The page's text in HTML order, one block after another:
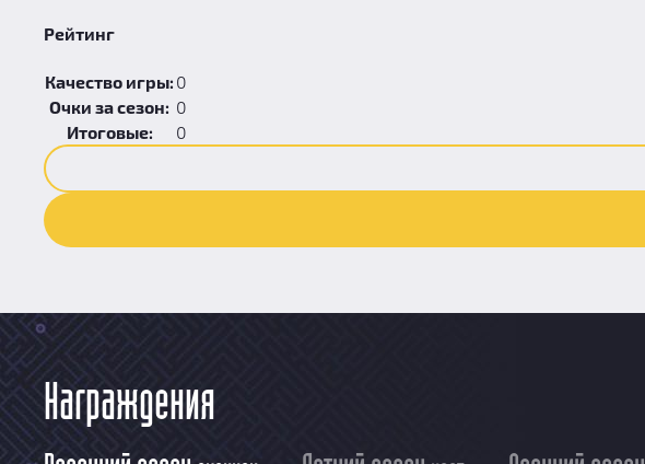
Рейтинг
Качество игры: 0
Очки за сезон: 0
Итоговые:
0
Награждения